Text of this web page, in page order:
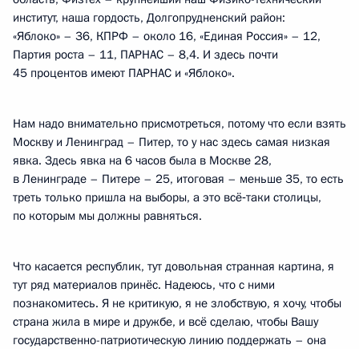
институт, наша гордость, Долгопрудненский район:
«Яблоко» – 36, КПРФ – около 16, «Единая Россия» – 12,
Партия роста – 11, ПАРНАС – 8,4. И здесь почти
45 процентов имеют ПАРНАС и «Яблоко».
Нам надо внимательно присмотреться, потому что если взять
Москву и Ленинград – Питер, то у нас здесь самая низкая
явка. Здесь явка на 6 часов была в Москве 28,
в Ленинграде – Питере – 25, итоговая – меньше 35, то есть
треть только пришла на выборы, а это всё‑таки столицы,
по которым мы должны равняться.
Что касается республик, тут довольная странная картина, я
тут ряд материалов принёс. Надеюсь, что с ними
познакомитесь. Я не критикую, я не злобствую, я хочу, чтобы
страна жила в мире и дружбе, и всё сделаю, чтобы Вашу
государственно-патриотическую линию поддержать – она